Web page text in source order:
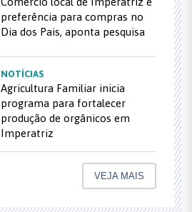
preferência para compras no
Dia dos Pais, aponta pesquisa
NOTÍCIAS
Agricultura Familiar inicia
programa para fortalecer
produção de orgânicos em
Imperatriz
VEJA MAIS